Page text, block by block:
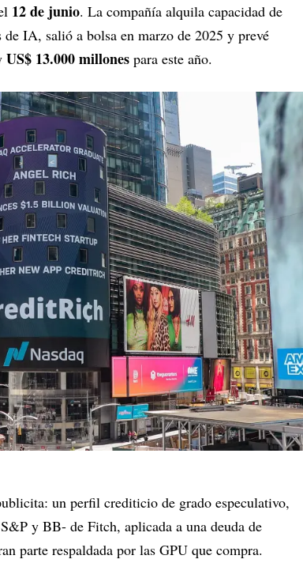
12 de junio. La compañía alquila capacidad de
IA, salió a bolsa en marzo de 2025 y prevé
US$ 13.000 millones para este año.
un perfil crediticio de grado especulativo,
y BB- de Fitch, aplicada a una deuda de
parte respaldada por las GPU que compra.